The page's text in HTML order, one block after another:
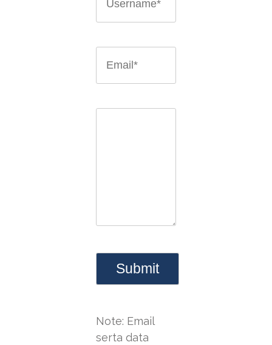
Note: Email
serta data